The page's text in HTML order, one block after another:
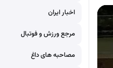
اخبار ایران
مرجع ورزش و فوتبال
مصاحبه های داغ